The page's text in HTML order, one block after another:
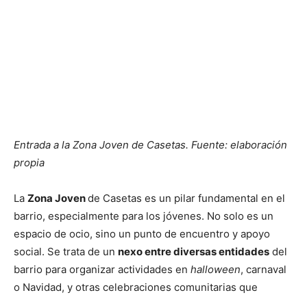
Entrada a la Zona Joven de Casetas. Fuente: elaboración
propia
La Zona Jovende Casetas es un pilar fundamental en el
barrio, especialmente para los jóvenes. No solo es un
espacio de ocio, sino un punto de encuentro y apoyo
social. Se trata de un nexo entre diversas entidades del
barrio para organizar actividades en halloween, carnaval
o Navidad, y otras celebraciones comunitarias que